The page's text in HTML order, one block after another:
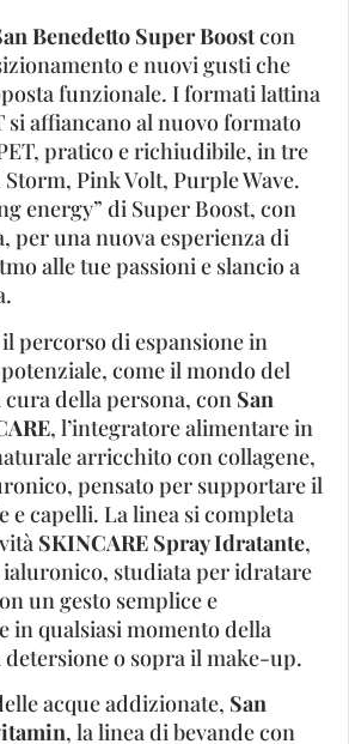
Benedetto Super Boostcon
e nuovi gusti che
funzionale. I formati lattina
si affiancano al nuovo formato
pratico e richiudibile, in tre
Pink Volt, Purple Wave.
energy” di Super Boost, con
per una nuova esperienza di
alle tue passioni e slancio a
percorso di espansione in
come il mondo del
cura della persona, con San
, l’integratore alimentare in
arricchito con collagene,
pensato per supportare il
e capelli. La linea si completa
SKINCARE Spray Idratante,
studiata per idratare
un gesto semplice e
in qualsiasi momento della
o sopra il make-up.
acque addizionate, San
, la linea di bevande con